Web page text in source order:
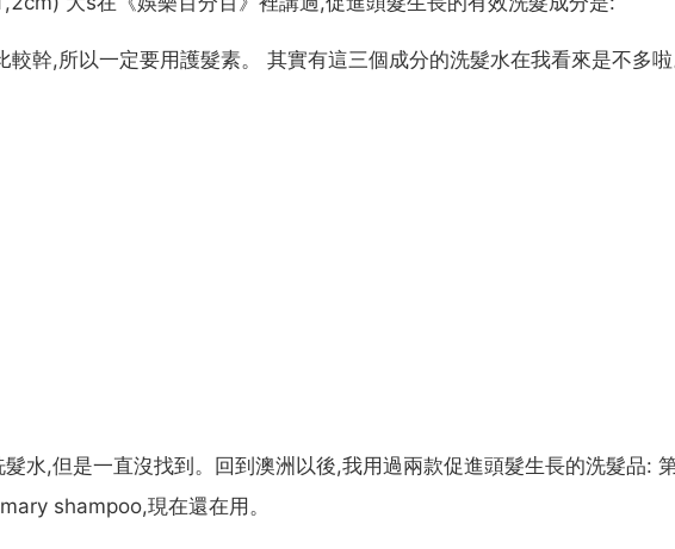
幹,所以一定要用護髮素。 其實有這三個成分的洗髮水在我看來是不多啦
水,但是一直沒找到。回到澳洲以後,我用過兩款促進頭髮生長的洗髮品:
shampoo,現在還在用。